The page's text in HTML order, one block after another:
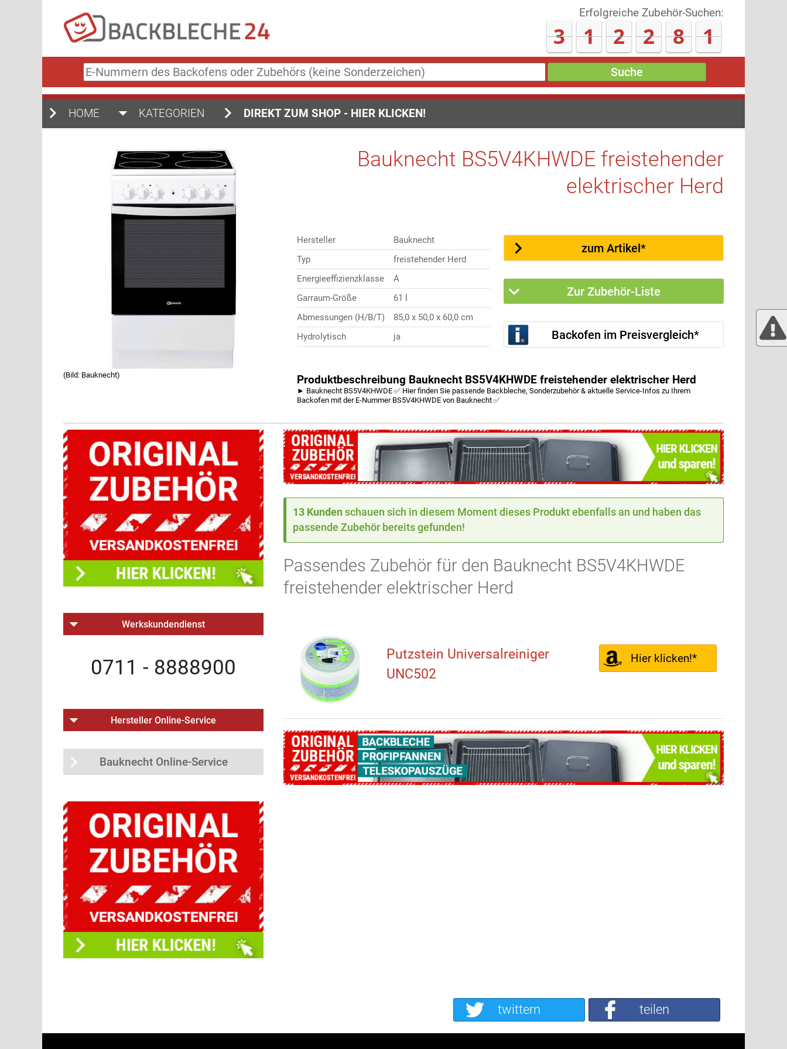
Erfolgreiche Zubehör-Suchen:
3 1 2 3 0 9
E-
Nummern
des
oder
Suche
HOME KATEGORIEN DIREKT ZUM SHOP - HIER KLICKEN!
(Bild: Bauknecht)
Bauknecht BS5V4KHWDE freistehender
elektrischer Herd
Hersteller
Bauknecht
Typ
freistehender Herd
Energieeffizienzklasse
A
Garraum-Größe
61 l
Abmessungen (H/B/T)
85,0 x 50,0 x 60,0 cm
Hydrolytisch
ja
zum Artikel*
Zur Zubehör-Liste
Backofen im Preisvergleich*
Produktbeschreibung Bauknecht BS5V4KHWDE freistehender elektrischer Herd
► Bauknecht BS5V4KHWDE ✅ Hier finden Sie passende Backbleche, Sonderzubehör & aktuelle Service-Infos zu Ihrem
Backofen mit der E-Nummer BS5V4KHWDE von Bauknecht ✅
13 Kunden schauen sich in diesem Moment dieses Produkt ebenfalls an und haben das
passende Zubehör bereits gefunden!
Passendes Zubehör für den Bauknecht BS5V4KHWDE
freistehender elektrischer Herd
Putzstein Universalreiniger
UNC502
Hier klicken!*
Werkskundendienst
0711 - 8888900
Hersteller Online-Service
Bauknecht Online-Service
teilen
twittern